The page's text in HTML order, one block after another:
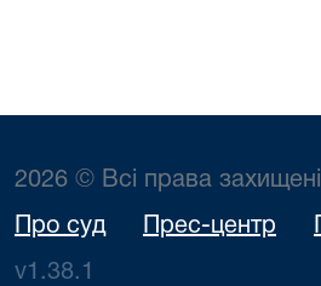
2026 © Всі права захищені
Про суд Прес-центр
v1.38.1